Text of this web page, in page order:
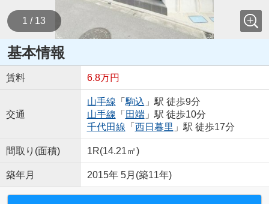
1 / 13
基本情報
賃料 6.8万円
交通
山手線 「 駒込 」駅 徒歩9分
山手線 「 田端」駅 徒歩10分
千代田線 「 西日暮里 」駅 徒歩17分
間取り(面積) 1R(14.21㎡)
築年月 2015年 5月(築11年)